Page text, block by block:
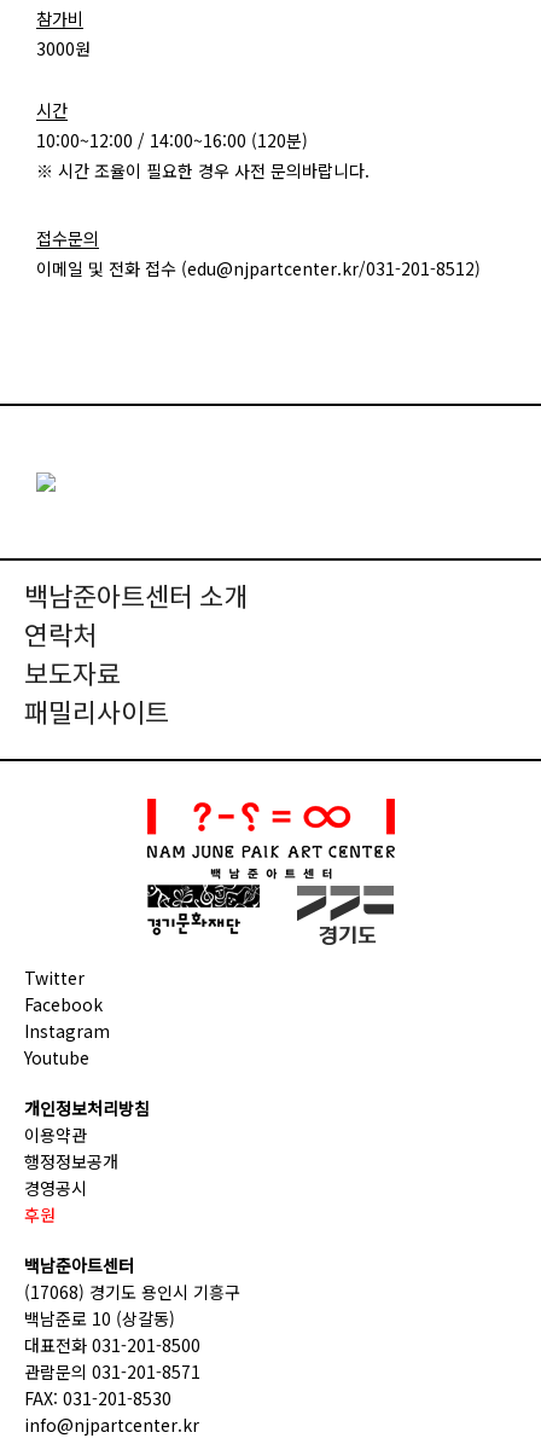
참가비
3000원
시간
10:00~12:00 / 14:00~16:00 (120분)
※ 시간 조율이 필요한 경우 사전 문의바랍니다.
접수문의
이메일 및 전화 접수 (edu@njpartcenter.kr/031-201-8512)
백남준아트센터 소개
연락처
보도자료
패밀리사이트
Twitter
Facebook
Instagram
Youtube
개인정보처리방침
이용약관
행정정보공개
경영공시
후원
백남준아트센터
(17068) 경기도 용인시 기흥구
백남준로 10 (상갈동)
대표전화 031-201-8500
관람문의 031-201-8571
FAX: 031-201-8530
info@njpartcenter.kr